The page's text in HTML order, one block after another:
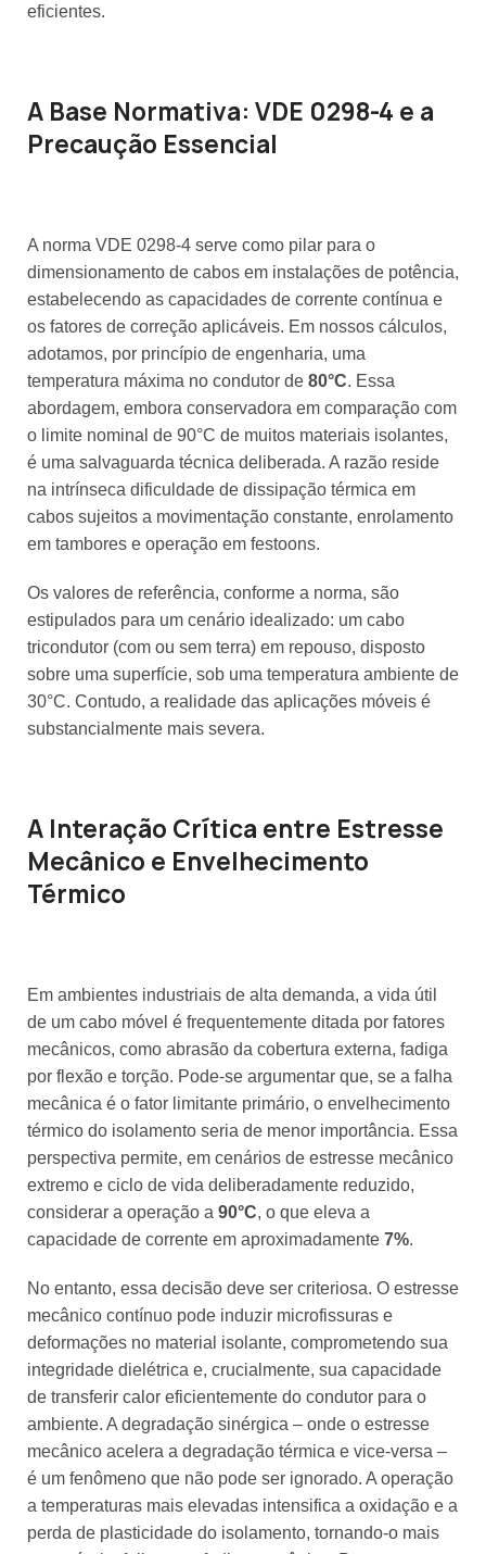
eficientes.
A Base Normativa: VDE 0298-4 e a
Precaução Essencial
A norma VDE 0298-4 serve como pilar para o
dimensionamento de cabos em instalações de potência,
estabelecendo as capacidades de corrente contínua e
os fatores de correção aplicáveis. Em nossos cálculos,
adotamos, por princípio de engenharia, uma
temperatura máxima no condutor de 80°C. Essa
abordagem, embora conservadora em comparação com
o limite nominal de 90°C de muitos materiais isolantes,
é uma salvaguarda técnica deliberada. A razão reside
na intrínseca dificuldade de dissipação térmica em
cabos sujeitos a movimentação constante, enrolamento
em tambores e operação em festoons.
Os valores de referência, conforme a norma, são
estipulados para um cenário idealizado: um cabo
tricondutor (com ou sem terra) em repouso, disposto
sobre uma superfície, sob uma temperatura ambiente de
30°C. Contudo, a realidade das aplicações móveis é
substancialmente mais severa.
A Interação Crítica entre Estresse
Mecânico e Envelhecimento
Térmico
Em ambientes industriais de alta demanda, a vida útil
de um cabo móvel é frequentemente ditada por fatores
mecânicos, como abrasão da cobertura externa, fadiga
por flexão e torção. Pode-se argumentar que, se a falha
mecânica é o fator limitante primário, o envelhecimento
térmico do isolamento seria de menor importância. Essa
perspectiva permite, em cenários de estresse mecânico
extremo e ciclo de vida deliberadamente reduzido,
considerar a operação a 90°C, o que eleva a
capacidade de corrente em aproximadamente 7%.
No entanto, essa decisão deve ser criteriosa. O estresse
mecânico contínuo pode induzir microfissuras e
deformações no material isolante, comprometendo sua
integridade dielétrica e, crucialmente, sua capacidade
de transferir calor eficientemente do condutor para o
ambiente. A degradação sinérgica – onde o estresse
mecânico acelera a degradação térmica e vice-versa –
é um fenômeno que não pode ser ignorado. A operação
a temperaturas mais elevadas intensifica a oxidação e a
perda de plasticidade do isolamento, tornando-o mais